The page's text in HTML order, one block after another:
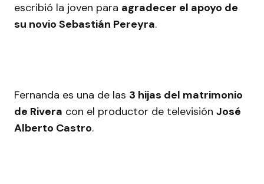
escribió la joven para agradecer el apoyo de
su novio Sebastián Pereyra.
Fernanda es una de las 3 hijas del matrimonio
de Rivera con el productor de televisión José
Alberto Castro.